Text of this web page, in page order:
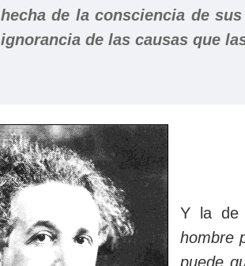
hecha de la consciencia de
ignorancia de las causas que
Y la de
hombre
puede